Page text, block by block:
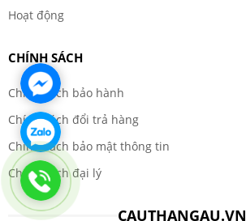
Hoạt động
CHÍNH SÁCH
Chính sách bảo hành
Chính sách đổi trả hàng
Chính sách bảo mật thông tin
Chính sách đại lý
CAUTHANGAU.VN